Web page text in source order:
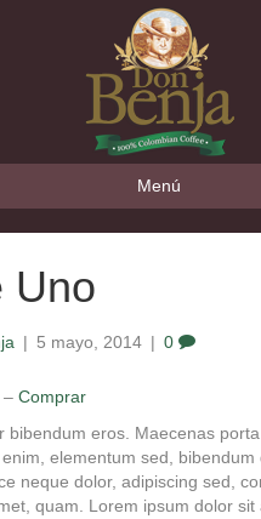
Menú
Uno
| 5 mayo, 2014 | 0
– Comprar
bibendum eros. Maecenas
elementum sed, bibendum
neque dolor, adipiscing sed,
quam. Lorem ipsum dolor sit